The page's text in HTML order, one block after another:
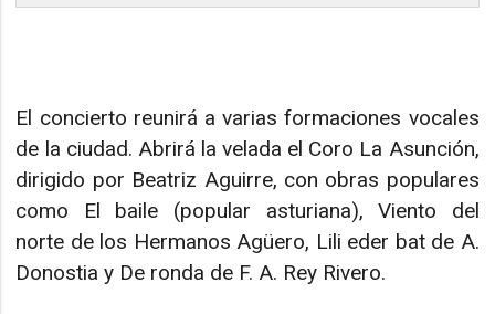
El concierto reunirá a varias formaciones vocales
de la ciudad. Abrirá la velada el Coro La Asunción,
dirigido por Beatriz Aguirre, con obras populares
como El baile (popular asturiana), Viento del
norte de los Hermanos Agüero, Lili eder bat de A.
Donostia y De ronda de F. A. Rey Rivero.